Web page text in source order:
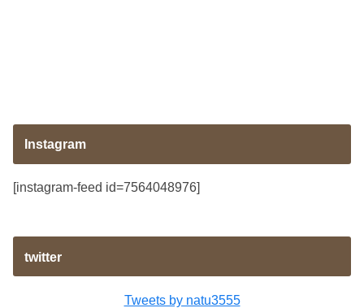
Instagram
[instagram-feed id=7564048976]
twitter
Tweets by natu3555